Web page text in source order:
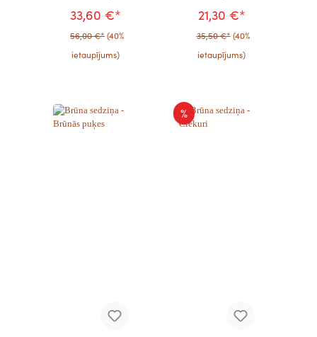
33,60 €*
56,00 €* (40%
ietaupījums)
21,30 €*
35,50 €* (40%
ietaupījums)
%